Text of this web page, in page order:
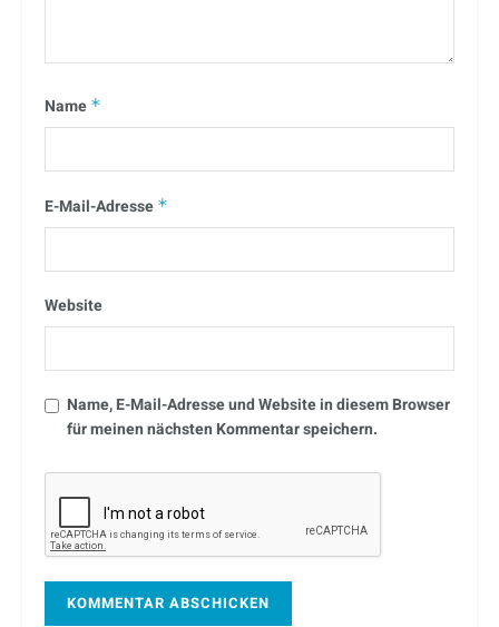
Name *
E-Mail-Adresse *
Website
Name, E-Mail-Adresse und Website in diesem Browser
für meinen nächsten Kommentar speichern.